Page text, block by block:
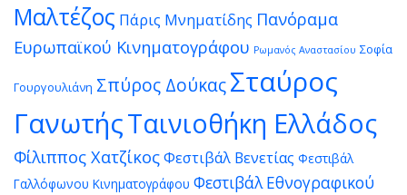
Μαλτέζος Πάρις Μνηματίδης Πανόραμα
Ευρωπαϊκού Κινηματογράφου Ρωμανός Αναστασίου Σοφία
Γουργουλιάνη Σπύρος ΔούκαςΣταύρος
ΓανωτήςΤαινιοθήκη Ελλάδος
Φίλιππος ΧατζίκοςΦεστιβάλ Βενετίας Φεστιβάλ
Γαλλόφωνου Κινηματογράφου Φεστιβάλ Εθνογραφικού